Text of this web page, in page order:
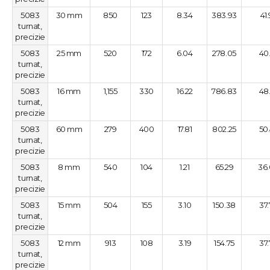
5083
turnat,
precizie
30 mm 850 123 8.34 383.93
5083
turnat,
precizie
25 mm 520 172 6.04 278.05
5083
turnat,
precizie
16 mm 1,155 330 16.22 786.83
5083
turnat,
precizie
60 mm 279 400 17.81 802.25
5083
turnat,
precizie
8 mm 540 104 1.21 65.29
5083
turnat,
precizie
15 mm 504 155 3.10 150.38
5083
turnat,
precizie
12 mm 913 108 3.19 154.75